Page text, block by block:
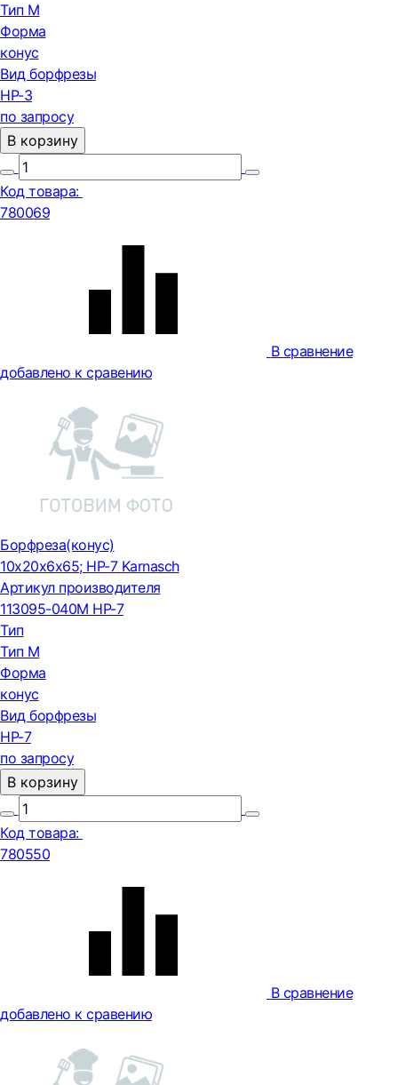
Тип М
Форма
конус
Вид борфрезы
HP-3
по запросу
В корзину
Код товара:
780069
В сравнение
добавлено к сравению
Борфреза(конус)
10x20x6x65; HP-7 Karnasch
Артикул производителя
113095-040М HP-7
Тип
Тип М
Форма
конус
Вид борфрезы
HP-7
по запросу
В корзину
Код товара:
780550
В сравнение
добавлено к сравению